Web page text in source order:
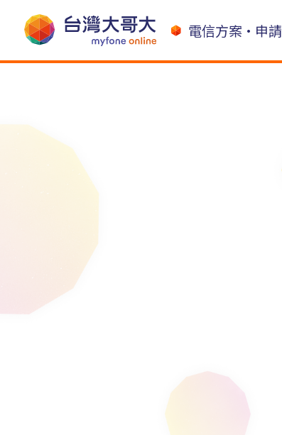
電信方案•申請